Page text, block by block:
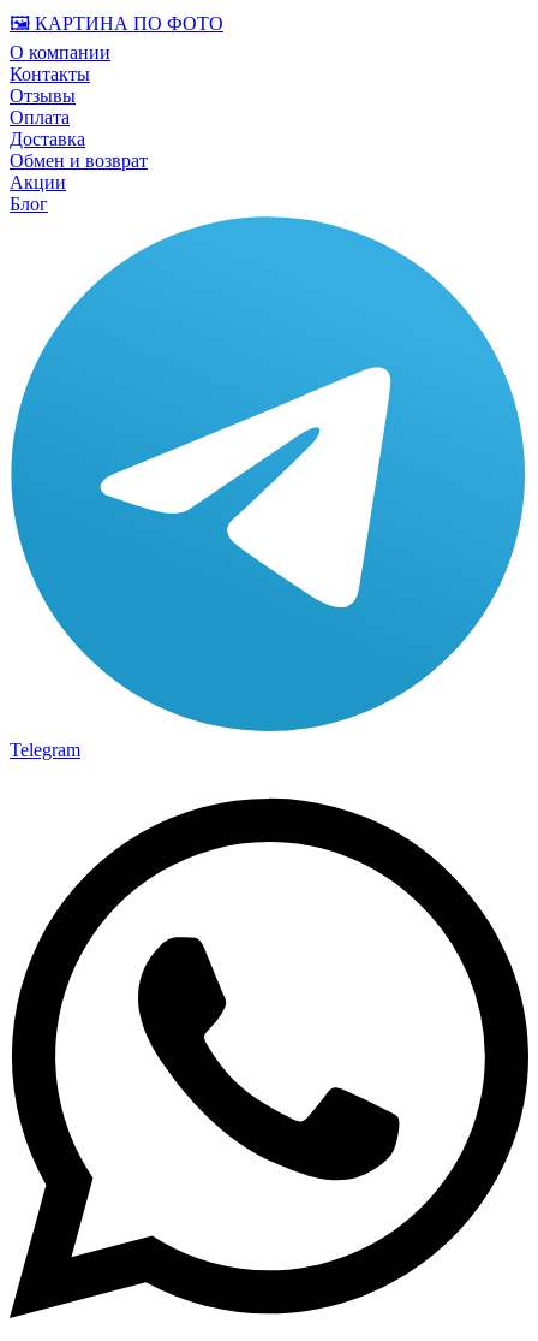
🖼️ КАРТИНА ПО ФОТО
О компании
Контакты
Отзывы
Оплата
Доставка
Обмен и возврат
Акции
Блог
Telegram